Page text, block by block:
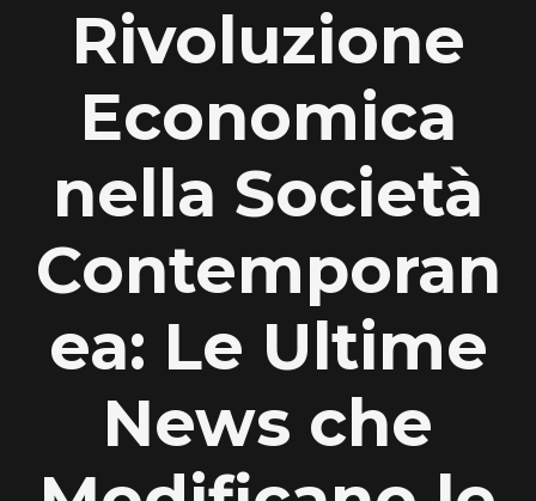
Rivoluzione
Economica
nella Società
Contemporan
ea: Le Ultime
News che